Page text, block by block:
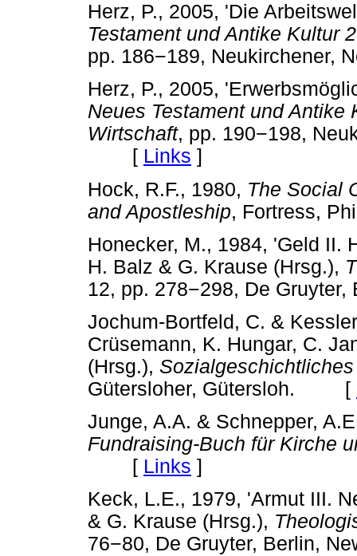
Herz, P., 2005, 'Die
Testament und Antike Kultur
pp. 186−189,
Herz, P., 2005,
Neues Testament und Antike
Wirtschaft, pp. 190−198,
[ Links ]
Hock, R.F., 1980, The Social
and Apostleship, Fortress,
Honecker, M., 1984, 'Geld II.
H. Balz & G. Krause (Hrsg.),
12, pp. 278−298, De
Jochum-Bortfeld, C. &
Crüsemann, K. Hungar, C.
(Hrsg.),
Gütersloher, Gütersloh. [
Junge, A.A. & Schnepper,
Fundraising-Buch für Kirche
[ Links ]
Keck, L.E., 1979, 'Armut III.
& G. Krause (Hrsg.),
76−80, De Gruyter,